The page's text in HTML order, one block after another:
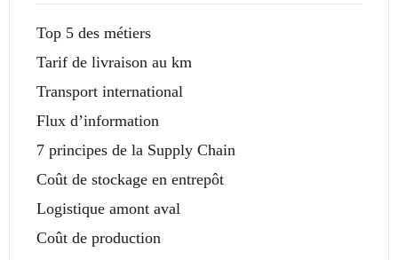
Top 5 des métiers
Tarif de livraison au km
Transport international
Flux d’information
7 principes de la Supply Chain
Coût de stockage en entrepôt
Logistique amont aval
Coût de production